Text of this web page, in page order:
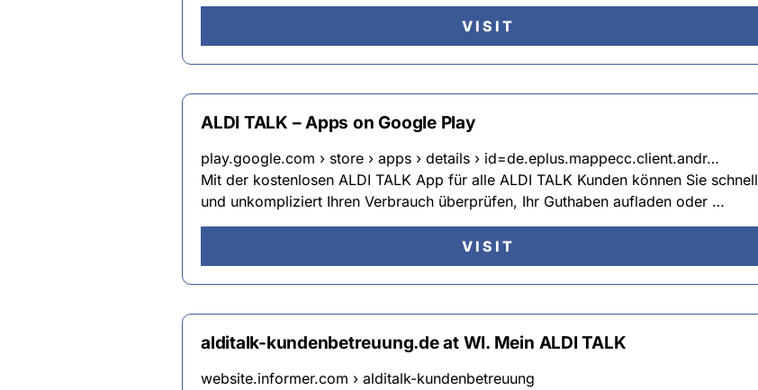
VISIT
ALDI TALK – Apps on Google Play
play.google.com › store › apps › details › id=de.eplus.mappecc.client.andr…
Mit der kostenlosen ALDI TALK App für alle ALDI TALK Kunden können Sie schnell
und unkompliziert Ihren Verbrauch überprüfen, Ihr Guthaben aufladen oder …
VISIT
alditalk-kundenbetreuung.de at WI. Mein ALDI TALK
website.informer.com › alditalk-kundenbetreuung